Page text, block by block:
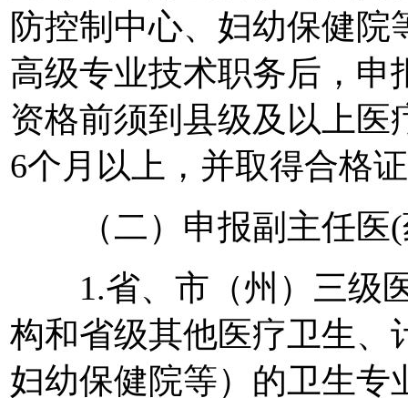
防控制中心、妇幼保健
高级专业技术职务后，申
资格前须到县级及以上医
6个月以上，并取得合格
（二）申报副主任医(
1.省、市（州）三级医
构和省级其他医疗卫生、
妇幼保健院等）的卫生专